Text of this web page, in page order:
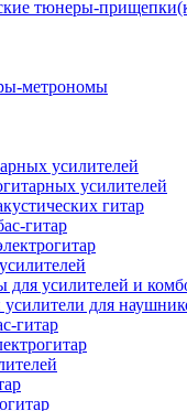
тюнеры-
метрономы
усилителей
усилителей
гитар
гитар
для усилителей и
для
гитар